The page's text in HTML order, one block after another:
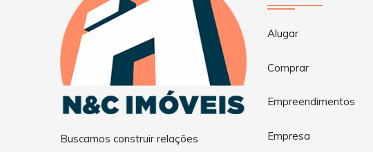
Buscamos construir relações
Alugar
Comprar
Empreendimentos
Empresa